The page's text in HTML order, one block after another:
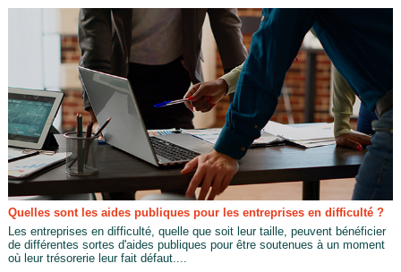
Quelles sont les aides publiques pour les entreprises en difficulté ?
Les entreprises en difficulté, quelle que soit leur taille, peuvent bénéficier
de différentes sortes d'aides publiques pour être soutenues à un moment
où leur trésorerie leur fait défaut....